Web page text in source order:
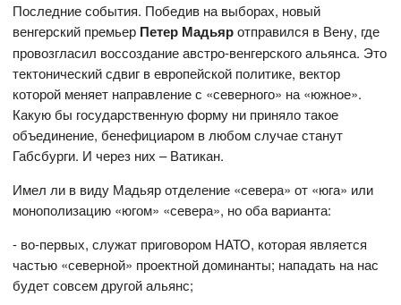
Последние события. Победив на выборах, новый
венгерский премьер Петер Мадьяротправился в Вену, где
провозгласил воссоздание австро-венгерского альянса. Это
тектонический сдвиг в европейской политике, вектор
которой меняет направление с «северного» на «южное».
Какую бы государственную форму ни приняло такое
объединение, бенефициаром в любом случае станут
Габсбурги. И через них – Ватикан.
Имел ли в виду Мадьяр отделение «севера» от «юга» или
монополизацию «югом» «севера», но оба варианта:
- во-первых, служат приговором НАТО, которая является
частью «северной» проектной доминанты; нападать на нас
будет совсем другой альянс;